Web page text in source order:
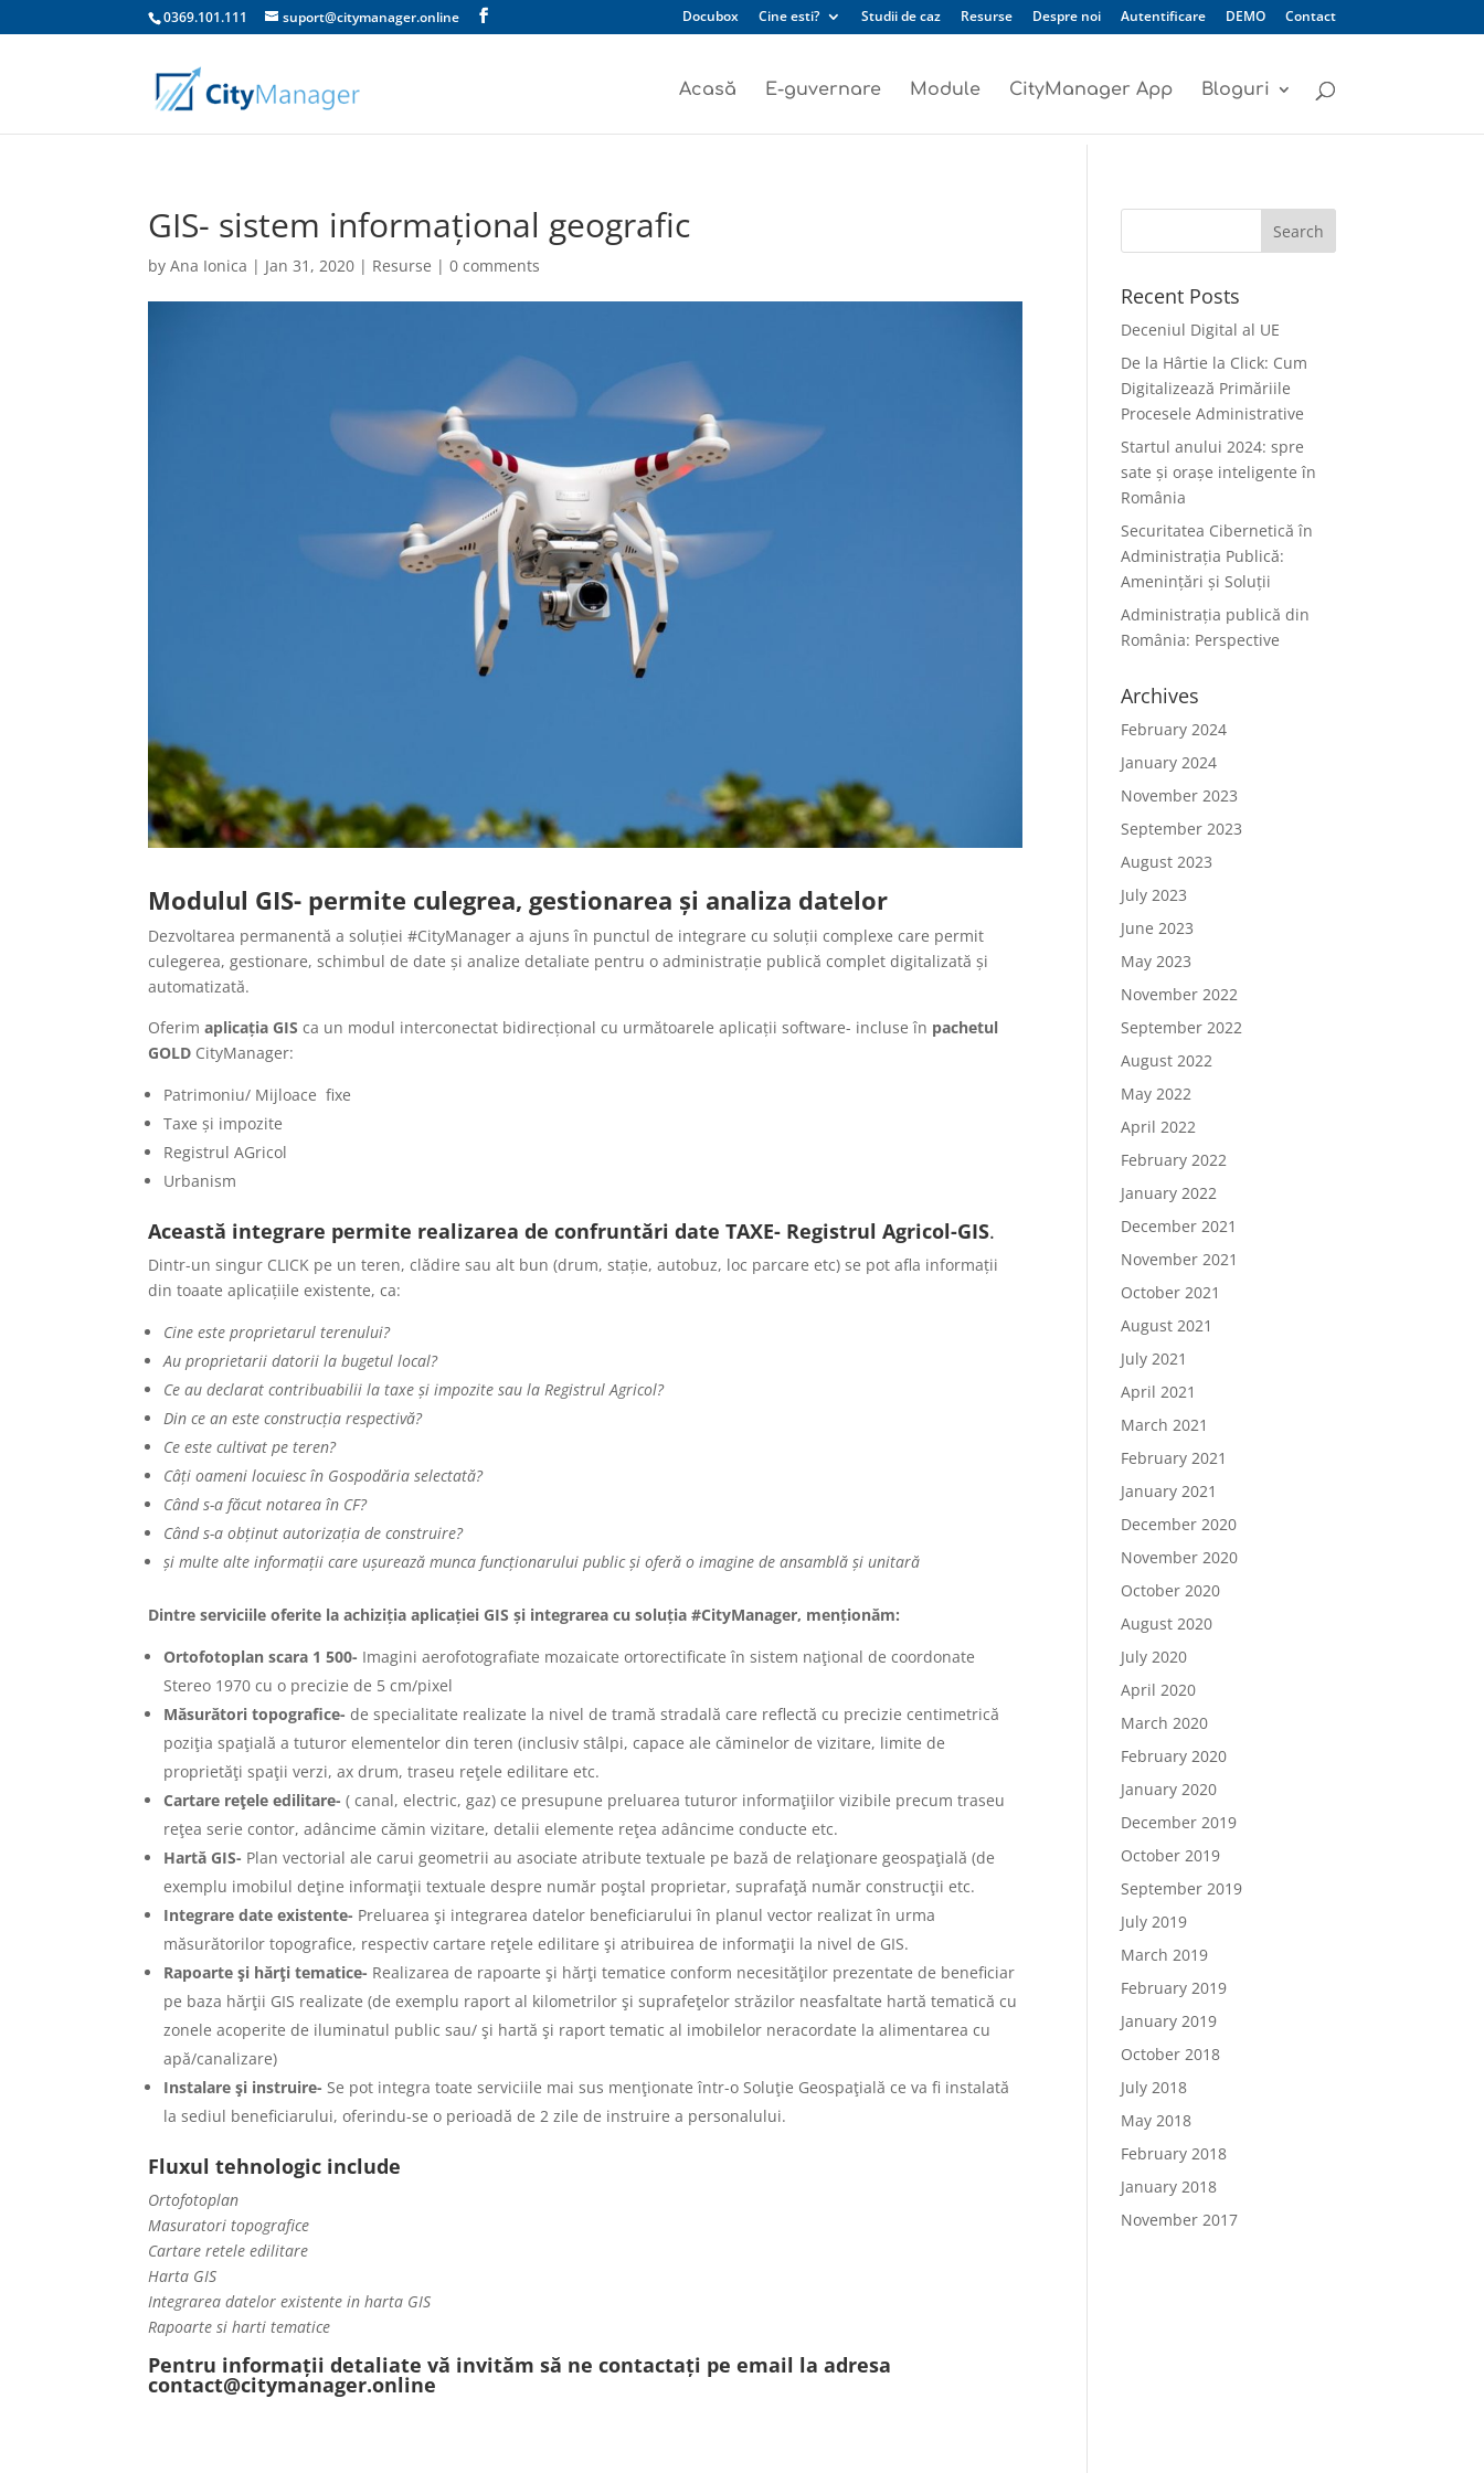
0369.101.111 suport@citymanager.online Docubox Cine esti? Studii de caz Resurse Despre noi Autentificare DEMO Contact
Acasă E-guvernare Module CityManager App Bloguri
GIS- sistem informațional geografic
byAna Ionica | Jan 31, 2020 | Resurse |0 comments
Modulul GIS- permite culegrea, gestionarea și analiza datelor
Dezvoltarea permanentă a soluției #CityManager a ajuns în punctul de integrare cu soluții complexe care permit
culegerea, gestionare, schimbul de date și analize detaliate pentru o administrație publică complet digitalizată și
automatizată.
Oferimaplicația GIS ca un modul interconectat bidirecțional cu următoarele aplicații software- incluse în pachetul
GOLD CityManager:
Patrimoniu/ Mijloace fixe
Taxe și impozite
Registrul AGricol
Urbanism
Această integrare permite realizarea de confruntări date TAXE- Registrul Agricol-GIS.
Dintr-un singur CLICK pe un teren, clădire sau alt bun (drum, stație, autobuz, loc parcare etc) se pot afla informații
din toaate aplicațiile existente, ca:
Cine este proprietarul terenului?
Au proprietarii datorii la bugetul local?
Ce au declarat contribuabilii la taxe și impozite sau la Registrul Agricol?
Din ce an este construcția respectivă?
Ce este cultivat pe teren?
Câți oameni locuiesc în Gospodăria selectată?
Când s-a făcut notarea în CF?
Când s-a obținut autorizația de construire?
și multe alte informații care ușurează munca funcționarului public și oferă o imagine de ansamblă și unitară
Dintre serviciile oferite la achiziția aplicației GIS și integrarea cu soluția #CityManager, menționăm:
Ortofotoplan scara 1 500- Imagini aerofotografiate mozaicate ortorectificate în sistem naţional de coordonate
Stereo 1970 cu o precizie de 5 cm/pixel
Măsurători topografice-de specialitate realizate la nivel de tramă stradală care reflectă cu precizie centimetrică
poziţia spaţială a tuturor elementelor din teren (inclusiv stâlpi, capace ale căminelor de vizitare, limite de
proprietăţi spaţii verzi, ax drum, traseu reţele edilitare etc.
Cartare reţele edilitare-( canal, electric, gaz) ce presupune preluarea tuturor informaţiilor vizibile precum traseu
reţea serie contor, adâncime cămin vizitare, detalii elemente reţea adâncime conducte etc.
Hartă GIS- Plan vectorial ale carui geometrii au asociate atribute textuale pe bază de relaţionare geospaţială (de
exemplu imobilul deţine informaţii textuale despre număr poştal proprietar, suprafaţă număr construcţii etc.
Integrare date existente- Preluarea şi integrarea datelor beneficiarului în planul vector realizat în urma
măsurătorilor topografice, respectiv cartare reţele edilitare şi atribuirea de informaţii la nivel de GIS.
Rapoarte şi hărţi tematice- Realizarea de rapoarte şi hărţi tematice conform necesităţilor prezentate de beneficiar
pe baza hărţii GIS realizate (de exemplu raport al kilometrilor şi suprafeţelor străzilor neasfaltate hartă tematică cu
zonele acoperite de iluminatul public sau/ şi hartă şi raport tematic al imobilelor neracordate la alimentarea cu
apă/canalizare)
Instalare şi instruire- Se pot integra toate serviciile mai sus menţionate într-o Soluţie Geospaţială ce va fi instalată
la sediul beneficiarului, oferindu-se o perioadă de 2 zile de instruire a personalului.
Fluxul tehnologic include
Ortofotoplan
Masuratori topografice
Cartare retele edilitare
Harta GIS
Integrarea datelor existente in harta GIS
Rapoarte si harti tematice
Pentru informații detaliate vă invităm să ne contactați pe email la adresa
contact@citymanager.online
Recent Posts
Deceniul Digital al UE
De la Hârtie la Click: Cum
Digitalizează Primăriile
Procesele Administrative
Startul anului 2024: spre
sate și orașe inteligente în
România
Securitatea Cibernetică în
Administrația Publică:
Amenințări și Soluții
Administrația publică din
România: Perspective
Archives
February 2024
January 2024
November 2023
September 2023
August 2023
July 2023
June 2023
May 2023
November 2022
September 2022
August 2022
May 2022
April 2022
February 2022
January 2022
December 2021
November 2021
October 2021
August 2021
July 2021
April 2021
March 2021
February 2021
January 2021
December 2020
November 2020
October 2020
August 2020
July 2020
April 2020
March 2020
February 2020
January 2020
December 2019
October 2019
September 2019
July 2019
March 2019
February 2019
January 2019
October 2018
July 2018
May 2018
February 2018
January 2018
November 2017